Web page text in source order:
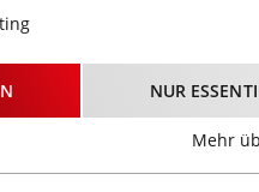
by
NUR
Mehr